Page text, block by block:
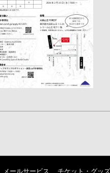
メールサービス チケット・グッズ